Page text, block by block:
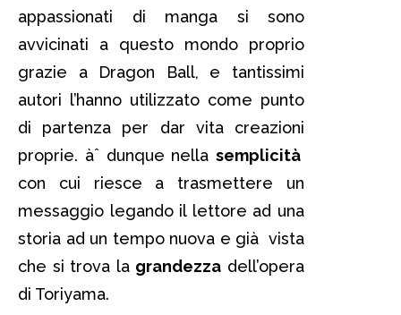
appassionati di manga si sono
avvicinati a questo mondo proprio
grazie a Dragon Ball, e tantissimi
autori l’hanno utilizzato come punto
di partenza per dar vita creazioni
proprie. àˆ dunque nella semplicità
con cui riesce a trasmettere un
messaggio legando il lettore ad una
storia ad un tempo nuova e già vista
che si trova la grandezza dell’opera
di Toriyama.